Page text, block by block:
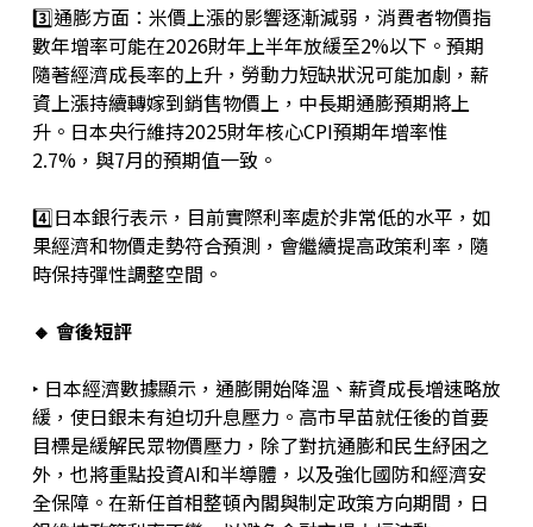
3️⃣通膨方面：米價上漲的影響逐漸減弱，消費者物價指
數年增率可能在2026財年上半年放緩至2%以下。預期
隨著經濟成長率的上升，勞動力短缺狀況可能加劇，薪
資上漲持續轉嫁到銷售物價上，中長期通膨預期將上
升。日本央行維持2025財年核心CPI預期年增率惟
2.7%，與7月的預期值一致。
4️⃣日本銀行表示，目前實際利率處於非常低的水平，如
果經濟和物價走勢符合預測，會繼續提高政策利率，隨
時保持彈性調整空間。
🔸 會後短評
‣ 日本經濟數據顯示，通膨開始降溫、薪資成長增速略放
緩，使日銀未有迫切升息壓力。高市早苗就任後的首要
目標是緩解民眾物價壓力，除了對抗通膨和民生紓困之
外，也將重點投資AI和半導體，以及強化國防和經濟安
全保障。在新任首相整頓內閣與制定政策方向期間，日